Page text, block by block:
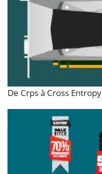
De Crps à Cross Entropy